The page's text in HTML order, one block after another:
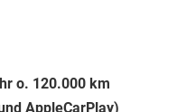
o. 120.000 km
AppleCarPlay)